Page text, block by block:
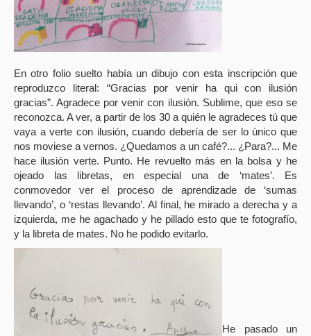
En otro folio suelto había un dibujo con esta inscripción que
reproduzco literal: “Gracias por venir ha qui con ilusión
gracias”. Agradece por venir con ilusión. Sublime, que eso se
reconozca. A ver, a partir de los 30 a quién le agradeces tú que
vaya a verte con ilusión, cuando debería de ser lo único que
nos moviese a vernos. ¿Quedamos a un café?... ¿Para?... Me
hace ilusión verte. Punto. He revuelto más en la bolsa y he
ojeado las libretas, en especial una de ‘mates’. Es
conmovedor ver el proceso de aprendizade de ‘sumas
llevando’, o ‘restas llevando’. Al final, he mirado a derecha y a
izquierda, me he agachado y he pillado esto que te fotografío,
y la libreta de mates. No he podido evitarlo.
He pasado un